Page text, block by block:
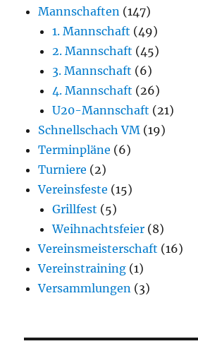
Mannschaften (147)
1. Mannschaft (49)
2. Mannschaft (45)
3. Mannschaft (6)
4. Mannschaft (26)
U20-Mannschaft (21)
Schnellschach VM (19)
Terminpläne (6)
Turniere (2)
Vereinsfeste (15)
Grillfest (5)
Weihnachtsfeier (8)
Vereinsmeisterschaft (16)
Vereinstraining (1)
Versammlungen (3)